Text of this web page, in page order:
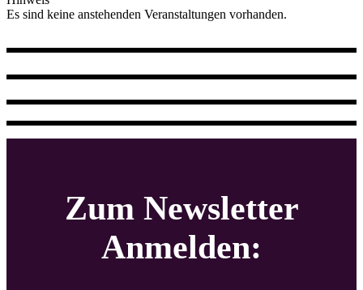
Es sind keine anstehenden Veranstaltungen vorhanden.
Zum Newsletter
Anmelden: